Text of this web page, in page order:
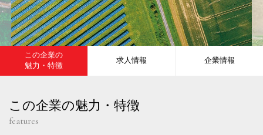
この企業の
魅力・特徴
求人情報 企業情報
この企業の魅力・特徴
features